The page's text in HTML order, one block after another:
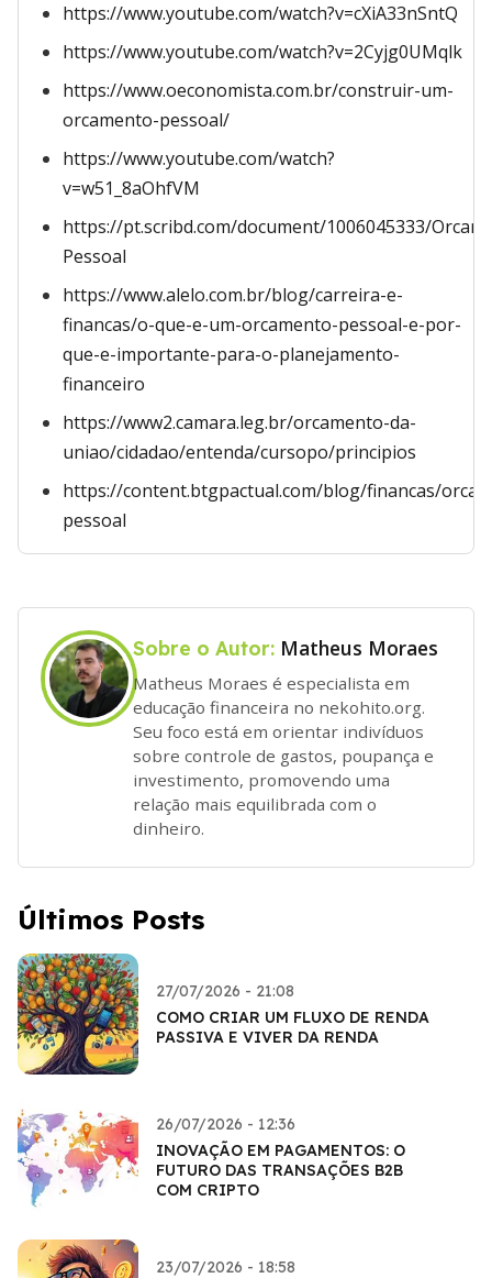
https://www.youtube.com/watch?v=cXiA33nSntQ
https://www.youtube.com/watch?v=2Cyjg0UMqlk
https://www.oeconomista.com.br/construir-um-
orcamento-pessoal/
https://www.youtube.com/watch?
v=w51_8aOhfVM
https://pt.scribd.com/document/1006045333/
Pessoal
https://www.alelo.com.br/blog/carreira-e-
financas/o-que-e-um-orcamento-pessoal-e-por-
que-e-importante-para-o-planejamento-
financeiro
https://www2.camara.leg.br/orcamento-da-
uniao/cidadao/entenda/cursopo/principios
https://content.btgpactual.com/blog/financas/
pessoal
Sobre o Autor: Matheus Moraes
Matheus Moraes é especialista em
educação financeira no nekohito.org.
Seu foco está em orientar indivíduos
sobre controle de gastos, poupança e
investimento, promovendo uma
relação mais equilibrada com o
dinheiro.
Últimos Posts
27/07/2026 - 21:08
COMO CRIAR UM FLUXO DE RENDA
PASSIVA E VIVER DA RENDA
26/07/2026 - 12:36
INOVAÇÃO EM PAGAMENTOS: O
FUTURO DAS TRANSAÇÕES B2B
COM CRIPTO
23/07/2026 - 18:58